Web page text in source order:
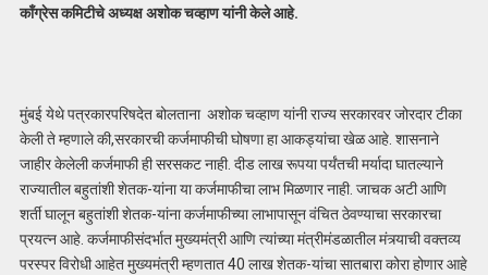
काँग्रेस कमिटीचे अध्यक्ष अशोक चव्हाण यांनी केले आहे.
मुंबई येथे पत्रकारपरिषदेत बोलताना अशोक चव्हाण यांनी राज्य सरकारवर जोरदार टीका
केली ते म्हणाले की,सरकारची कर्जमाफीची घोषणा हा आकड्यांचा खेळ आहे. शासनाने
जाहीर केलेली कर्जमाफी ही सरसकट नाही. दीड लाख रूपया पर्यंतची मर्यादा घातल्याने
राज्यातील बहुतांशी शेतक-यांना या कर्जमाफीचा लाभ मिळणार नाही. जाचक अटी आणि
शर्ती घालून बहुतांशी शेतक-यांना कर्जमाफीच्या लाभापासून वंचित ठेवण्याचा सरकारचा
प्रयत्न आहे. कर्जमाफीसंदर्भात मुख्यमंत्री आणि त्यांच्या मंत्रीमंडळातील मंत्र्याची वक्तव्य
परस्पर विरोधी आहेत मुख्यमंत्री म्हणतात 40 लाख शेतक-यांचा सातबारा कोरा होणार आहे